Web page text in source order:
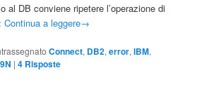
al DB conviene ripetere l’operazione di
Continua a leggere→
Connect, DB2,error,IBM,
|4 Risposte